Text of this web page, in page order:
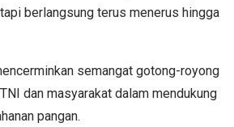
berlangsung terus menerus hingga
semangat gotong-royong
dan masyarakat dalam mendukung
pangan.